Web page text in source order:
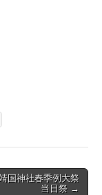
靖国神社春季例大祭
当日祭 →